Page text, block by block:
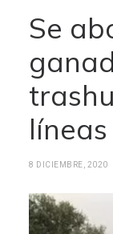
Se
8 DICIEMBRE, 2020